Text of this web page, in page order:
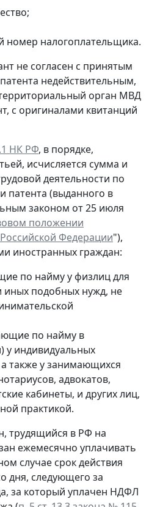
номер налогоплательщика.
не согласен с принятым
недействительным,
орган МВД
с оригиналами квитанций
НК РФ, в порядке,
исчисляется сумма и
деятельности по
патента (выданного в
законом от 25 июля
положении
Федерации"),
иностранных граждан:
по найму у физлиц для
подобных нужд, не
по найму в
у индивидуальных
также у занимающихся
адвокатов,
кабинеты, и других лиц,
практикой.
трудящийся в РФ на
ежемесячно уплачивать
случае срок действия
дня, следующего за
за который уплачен НДФЛ